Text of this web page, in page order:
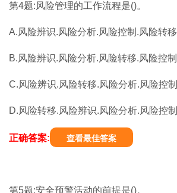
第4题:风险管理的工作流程是()。
A.风险辨识.风险分析.风险控制.风险转移
B.风险辨识.风险分析.风险转移.风险控制
C.风险辨识.风险转移.风险分析.风险控制
D.风险转移.风险辨识.风险分析.风险控制
正确答案: 查看最佳答案
第5题:安全预警活动的前提是()。